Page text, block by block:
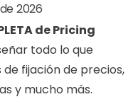
2026
de Pricing
todo lo que
fijación de precios,
y mucho más.